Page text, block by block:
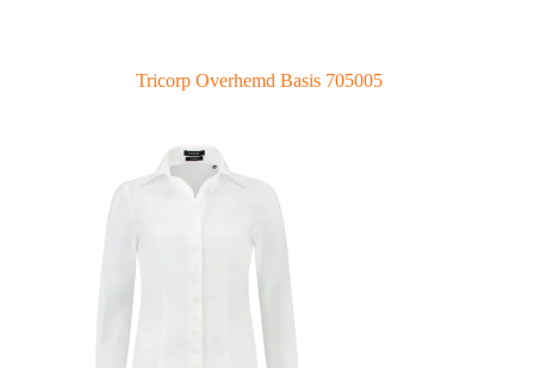
Tricorp Overhemd Basis 705005